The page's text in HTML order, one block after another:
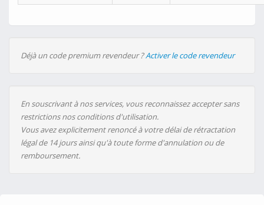
Déjà un code premium revendeur ?Activer le code revendeur
En souscrivant à nos services, vous reconnaissez accepter sans
restrictions nos conditions d'utilisation.
Vous avez explicitement renoncé à votre délai de rétractation
légal de 14 jours ainsi qu'à toute forme d'annulation ou de
remboursement.